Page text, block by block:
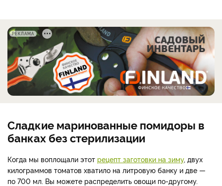
РЕКЛАМА
Сладкие маринованные помидоры в
банках без стерилизации
Когда мы воплощали этот рецепт заготовки на зиму, двух
килограммов томатов хватило на литровую банку и две —
по 700 мл. Вы можете распределить овощи по-другому.